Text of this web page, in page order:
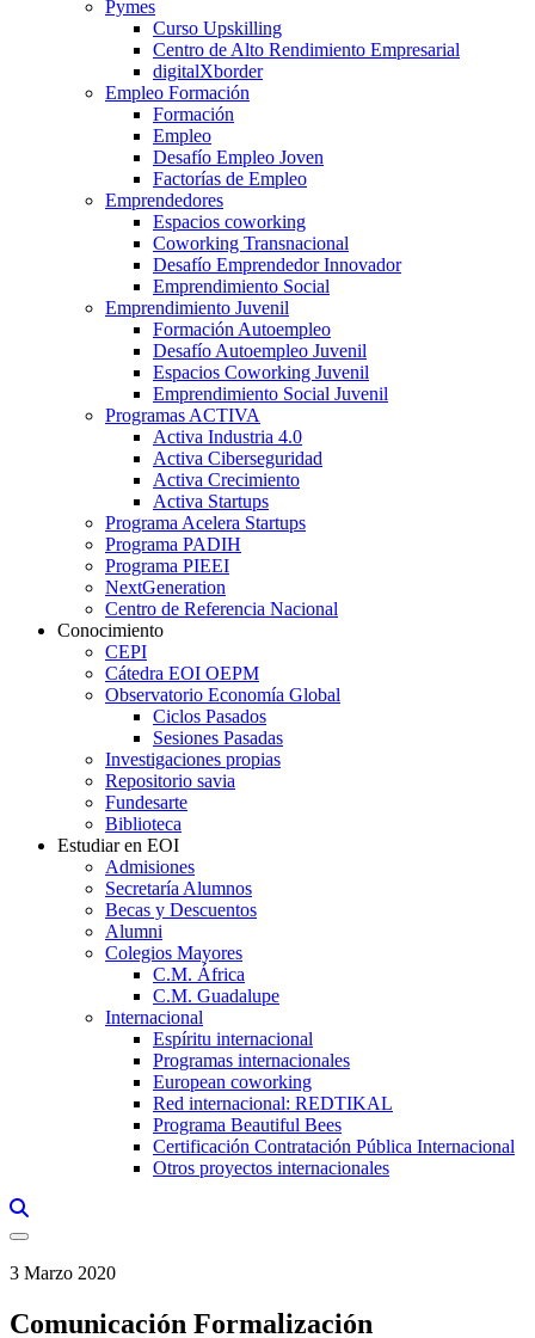
Pymes
Curso Upskilling
Centro de Alto Rendimiento Empresarial
digitalXborder
Empleo Formación
Formación
Empleo
Desafío Empleo Joven
Factorías de Empleo
Emprendedores
Espacios coworking
Coworking Transnacional
Desafío Emprendedor Innovador
Emprendimiento Social
Emprendimiento Juvenil
Formación Autoempleo
Desafío Autoempleo Juvenil
Espacios Coworking Juvenil
Emprendimiento Social Juvenil
Programas ACTIVA
Activa Industria 4.0
Activa Ciberseguridad
Activa Crecimiento
Activa Startups
Programa Acelera Startups
Programa PADIH
Programa PIEEI
NextGeneration
Centro de Referencia Nacional
Conocimiento
CEPI
Cátedra EOI OEPM
Observatorio Economía Global
Ciclos Pasados
Sesiones Pasadas
Investigaciones propias
Repositorio savia
Fundesarte
Biblioteca
Estudiar en EOI
Admisiones
Secretaría Alumnos
Becas y Descuentos
Alumni
Colegios Mayores
C.M. África
C.M. Guadalupe
Internacional
Espíritu internacional
Programas internacionales
European coworking
Red internacional: REDTIKAL
Programa Beautiful Bees
Certificación Contratación Pública Internacional
Otros proyectos internacionales
3 Marzo 2020
Comunicación Formalización